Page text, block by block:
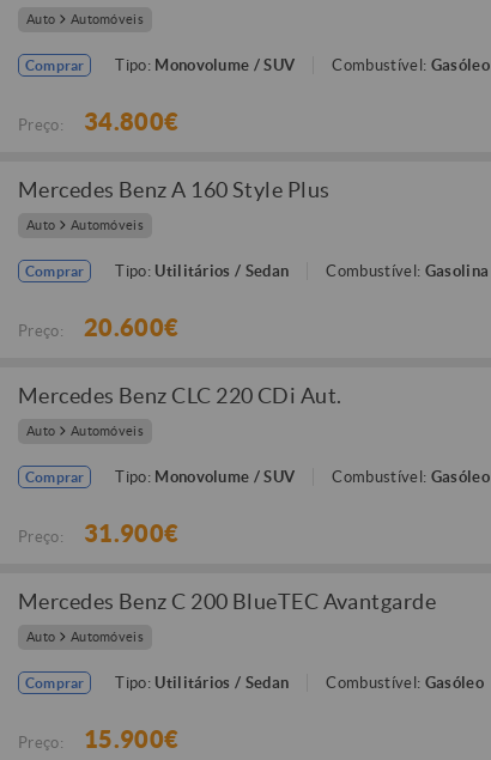
Auto Automóveis
Comprar Tipo: Monovolume / SUV Combustível: Gasóleo
Preço: 34.800€
Mercedes Benz A 160 Style Plus
Auto Automóveis
Comprar Tipo: Utilitários / Sedan Combustível: Gasolina
Preço: 20.600€
Mercedes Benz CLC 220 CDi Aut.
Auto Automóveis
Comprar Tipo: Monovolume / SUV Combustível: Gasóleo
Preço: 31.900€
Mercedes Benz C 200 BlueTEC Avantgarde
Auto Automóveis
Comprar Tipo: Utilitários / Sedan Combustível: Gasóleo
Preço: 15.900€